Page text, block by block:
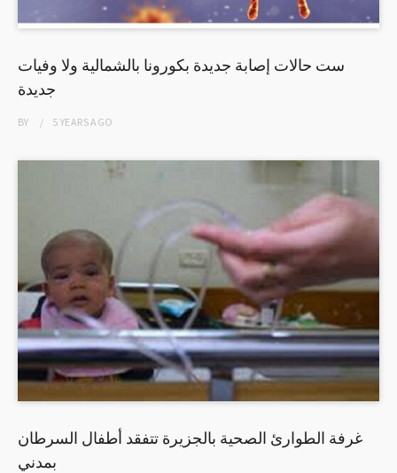
ست حالات إصابة جديدة بكورونا بالشمالية ولا وفيات
جديدة
BY 5 YEARSAGO
غرفة الطوارئ الصحية بالجزيرة تتفقد أطفال السرطان
بمدني